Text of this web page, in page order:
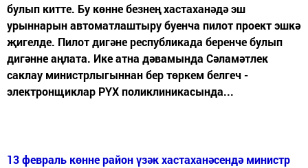
булып китте. Бу көнне безнең хастаханәдә эш
урыннарын автоматлаштыру буенча пилот проект эшкә
җигелде. Пилот дигәне республикада беренче булып
дигәнне аңлата. Ике атна дәвамында Сәламәтлек
саклау министрлыгыннан бер төркем белгеч -
электронщиклар РҮХ поликлиникасында...
13 февраль көнне район үзәк хастаханәсендә министр